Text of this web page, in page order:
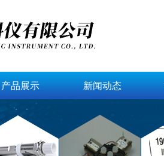
产品展示 新闻动态